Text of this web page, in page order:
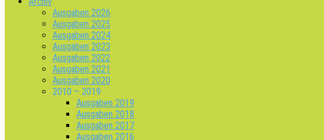
Ausgaben 2026
Ausgaben 2025
Ausgaben 2024
Ausgaben 2023
Ausgaben 2022
Ausgaben 2021
Ausgaben 2020
2010 – 2019
Ausgaben 2019
Ausgaben 2018
Ausgaben 2017
Ausgaben 2016